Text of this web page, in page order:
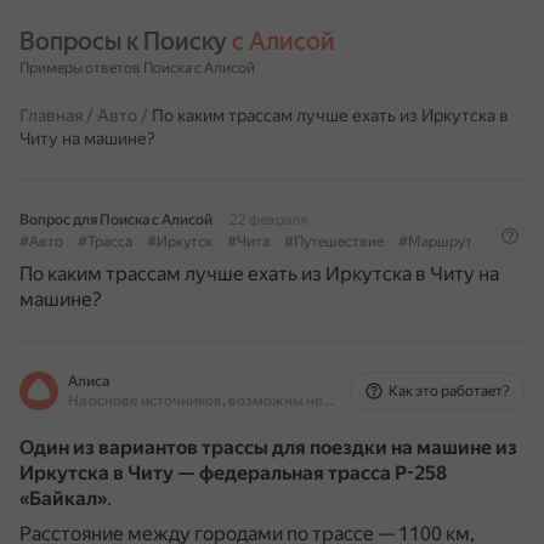
Вопросы к Поиску с Алисой
Примеры ответов Поиска с Алисой
Главная / Авто / По каким трассам лучше ехать из Иркутска в
Читу на машине?
Вопрос для Поиска с Алисой
22 февраля
#Авто
#Трасса #Иркутск #Чита #Путешествие #Маршрут
По каким трассам лучше ехать из Иркутска в Читу на
машине?
Алиса
На основе источников, возможны неточности
Как это работает?
Один из вариантов трассы для поездки на машине из
Иркутска в Читу — федеральная трасса Р-258
«Байкал».
Расстояние между городами по трассе — 1100 км,